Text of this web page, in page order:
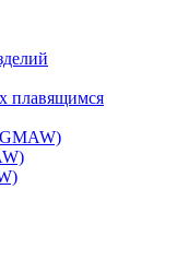
плавящимся